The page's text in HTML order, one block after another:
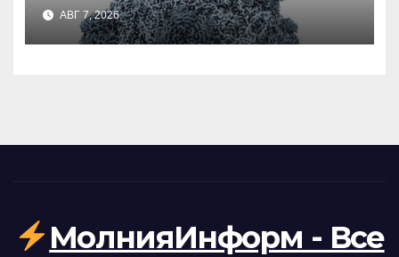
прорыв или угроза?
АВГ 7, 2026
МолнияИнформ - Все